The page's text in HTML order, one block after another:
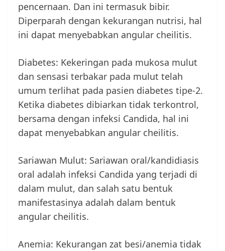
pencernaan. Dan ini termasuk bibir.
Diperparah dengan kekurangan nutrisi, hal
ini dapat menyebabkan angular cheilitis.
Diabetes: Kekeringan pada mukosa mulut
dan sensasi terbakar pada mulut telah
umum terlihat pada pasien diabetes tipe-2.
Ketika diabetes dibiarkan tidak terkontrol,
bersama dengan infeksi Candida, hal ini
dapat menyebabkan angular cheilitis.
Sariawan Mulut: Sariawan oral/kandidiasis
oral adalah infeksi Candida yang terjadi di
dalam mulut, dan salah satu bentuk
manifestasinya adalah dalam bentuk
angular cheilitis.
Anemia: Kekurangan zat besi/anemia tidak